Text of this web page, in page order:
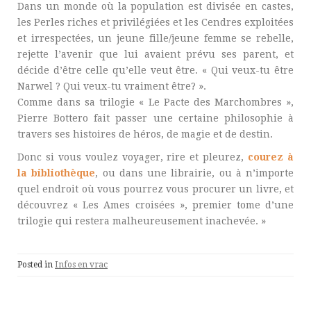
Dans un monde où la population est divisée en castes,
les Perles riches et privilégiées et les Cendres exploitées
et irrespectées, un jeune fille/jeune femme se rebelle,
rejette l’avenir que lui avaient prévu ses parent, et
décide d’être celle qu’elle veut être. « Qui veux-tu être
Narwel ? Qui veux-tu vraiment être? ».
Comme dans sa trilogie « Le Pacte des Marchombres »,
Pierre Bottero fait passer une certaine philosophie à
travers ses histoires de héros, de magie et de destin.
Donc si vous voulez voyager, rire et pleurez, courez à
la bibliothèque, ou dans une librairie, ou à n’importe
quel endroit où vous pourrez vous procurer un livre, et
découvrez « Les Ames croisées », premier tome d’une
trilogie qui restera malheureusement inachevée. »
Posted in Infos en vrac